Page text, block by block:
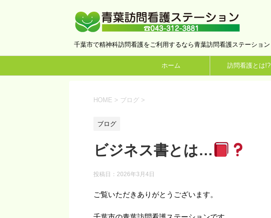
千葉市で精神科訪問看護をご利用するなら青葉訪問看護ステーション
ホーム 訪問看護とは!?
HOME > ブログ >
ブログ
ビジネス書とは…
投稿日： 2026年3月4日
ご覧いただきありがとうございます。